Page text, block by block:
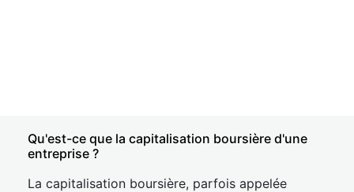
Qu'est-ce que la capitalisation boursière d'une
entreprise ?
La capitalisation boursière, parfois appelée